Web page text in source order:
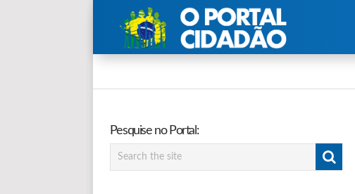
Pesquise no Portal: